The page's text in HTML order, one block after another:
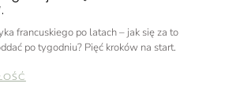
francuskiego po latach – jak się za to
po tygodniu? Pięć kroków na start.